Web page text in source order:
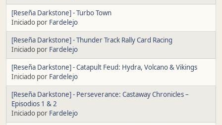
[Reseña Darkstone] - Turbo Town
Iniciado por Fardelejo
[Reseña Darkstone] - Thunder Track Rally Card Racing
Iniciado por Fardelejo
[Reseña Darkstone] - Catapult Feud: Hydra, Volcano & Vikings
Iniciado por Fardelejo
[Reseña Darkstone] - Perseverance: Castaway Chronicles –
Episodios 1 & 2
Iniciado por Fardelejo